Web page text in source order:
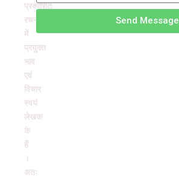
प्रकाशित
रचनाओं
में
प्रयुक्त
भाव
एवं
विचार
स्वयं
लेखक
के
हैं
अतः
Send Message